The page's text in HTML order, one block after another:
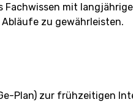
Fachwissen mit
zu gewährleisten.
Plan) zur frühzeitigen